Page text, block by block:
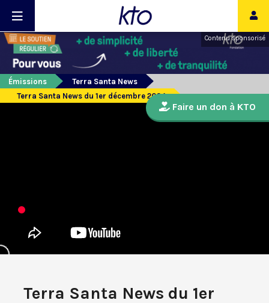
Contenu sponsorisé
Émissions
Terra Santa News
Terra Santa News du 1er décembre 2024
Terra Santa News du 1er
Faire un don à KTO